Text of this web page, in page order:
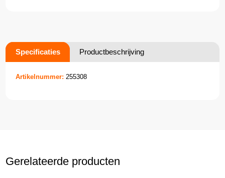
Specificaties Productbeschrijving
Artikelnummer: 255308
Gerelateerde producten